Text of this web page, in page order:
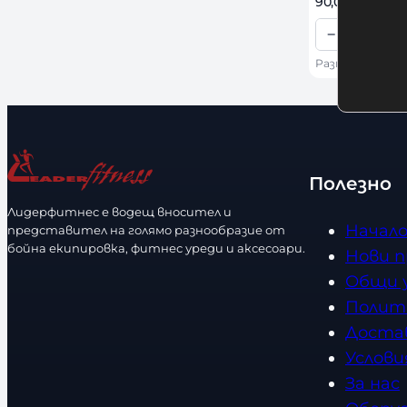
И
б
а
−
К
о
е
Размер: 12 OZ
Лидерфитнес е водещ вносител и
представител на голямо разнообразие от
бойна екипировка, фитнес уреди и аксесоари.
Полезно
Начало
Нови
Общи
За нас